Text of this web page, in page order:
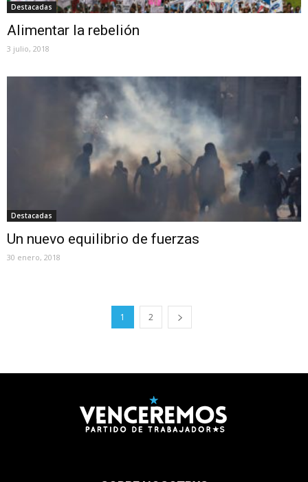
Destacadas
Alimentar la rebelión
3 julio, 2018
Destacadas
Un nuevo equilibrio de fuerzas
30 enero, 2018
1 2